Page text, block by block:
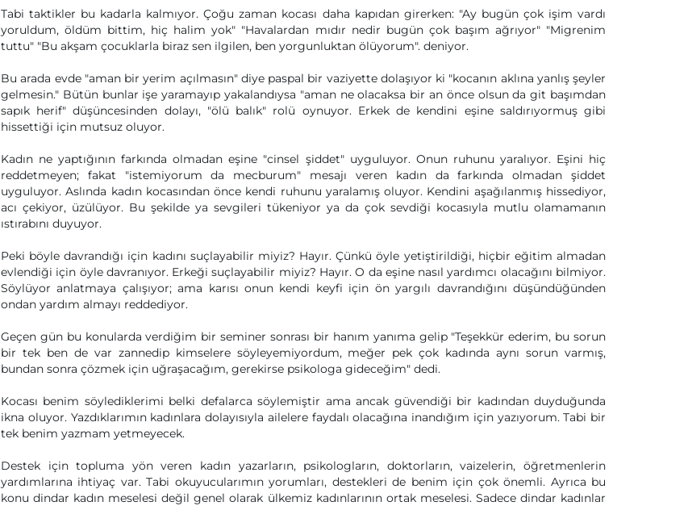
Tabi taktikler bu kadarla kalmıyor. Çoğu zaman kocası daha kapıdan girerken: "Ay bugün çok işim vardı
yoruldum, öldüm bittim, hiç halim yok" "Havalardan mıdır nedir bugün çok başım ağrıyor" "Migrenim
tuttu" "Bu akşam çocuklarla biraz sen ilgilen, ben yorgunluktan ölüyorum". deniyor.
Bu arada evde "aman bir yerim açılmasın" diye paspal bir vaziyette dolaşıyor ki "kocanın aklına yanlış şeyler
gelmesin." Bütün bunlar işe yaramayıp yakalandıysa "aman ne olacaksa bir an önce olsun da git başımdan
sapık herif" düşüncesinden dolayı, "ölü balık" rolü oynuyor. Erkek de kendini eşine saldırıyormuş gibi
hissettiği için mutsuz oluyor.
Kadın ne yaptığının farkında olmadan eşine "cinsel şiddet" uyguluyor. Onun ruhunu yaralıyor. Eşini hiç
reddetmeyen; fakat "istemiyorum da mecburum" mesajı veren kadın da farkında olmadan şiddet
uyguluyor. Aslında kadın kocasından önce kendi ruhunu yaralamış oluyor. Kendini aşağılanmış hissediyor,
acı çekiyor, üzülüyor. Bu şekilde ya sevgileri tükeniyor ya da çok sevdiği kocasıyla mutlu olamamanın
ıstırabını duyuyor.
Peki böyle davrandığı için kadını suçlayabilir miyiz? Hayır. Çünkü öyle yetiştirildiği, hiçbir eğitim almadan
evlendiği için öyle davranıyor. Erkeği suçlayabilir miyiz? Hayır. O da eşine nasıl yardımcı olacağını bilmiyor.
Söylüyor anlatmaya çalışıyor; ama karısı onun kendi keyfi için ön yargılı davrandığını düşündüğünden
ondan yardım almayı reddediyor.
Geçen gün bu konularda verdiğim bir seminer sonrası bir hanım yanıma gelip "Teşekkür ederim, bu sorun
bir tek ben de var zannedip kimselere söyleyemiyordum, meğer pek çok kadında aynı sorun varmış,
bundan sonra çözmek için uğraşacağım, gerekirse psikologa gideceğim" dedi.
Kocası benim söylediklerimi belki defalarca söylemiştir ama ancak güvendiği bir kadından duyduğunda
ikna oluyor. Yazdıklarımın kadınlara dolayısıyla ailelere faydalı olacağına inandığım için yazıyorum. Tabi bir
tek benim yazmam yetmeyecek.
Destek için topluma yön veren kadın yazarların, psikologların, doktorların, vaizelerin, öğretmenlerin
yardımlarına ihtiyaç var. Tabi okuyucularımın yorumları, destekleri de benim için çok önemli. Ayrıca bu
konu dindar kadın meselesi değil genel olarak ülkemiz kadınlarının ortak meselesi. Sadece dindar kadınlar